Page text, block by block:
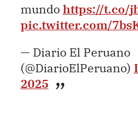
mundo https://t.co/
pic.twitter.com/
— Diario El Peruano
(@DiarioElPeruano)
2025